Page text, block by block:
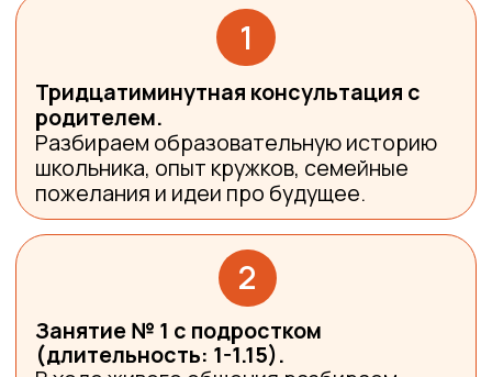
Занятие № 1 с подростком
(длительность: 1-1.15).
В ходе живого общения разбираем
результаты тестов, анализируем
образовательные предпочтения и
склонности. Подбираем первые
“костюмчики” для примерки.
Домашнее задание для подростка.
Просмотр информационных
материалов, задание в рабочей
3
4